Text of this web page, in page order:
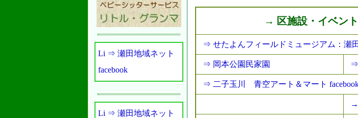
Li ⇒ 瀬田地域ネット
facebook
Li ⇒ 瀬田地域ネット
→ 区施設・イベン
⇒ せたよんフィールドミュージアム：瀬
⇒ 岡本公園民家園 ⇒
⇒ 二子玉川 青空アート＆マート
→